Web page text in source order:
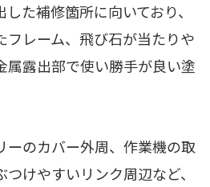
た補修箇所に向いており、
フレーム、飛び石が当たりや
属露出部で使い勝手が良い塗
ーのカバー外周、作業機の取
けやすいリンク周辺など、